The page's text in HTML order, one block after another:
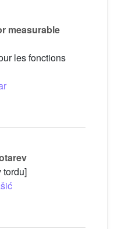
measurable
les fonctions
tordu]